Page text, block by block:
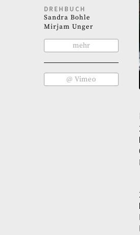
DREHBUCH
Sandra Bohle
Mirjam Unger
mehr
@ Vimeo